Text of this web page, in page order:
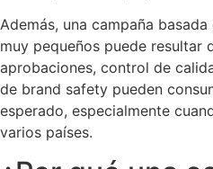
Además, una campaña
muy pequeños puede resultar
aprobaciones, control de
de brand safety pueden
esperado, especialmente
varios países.